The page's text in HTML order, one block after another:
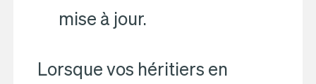
mise à jour.
Lorsque vos héritiers en